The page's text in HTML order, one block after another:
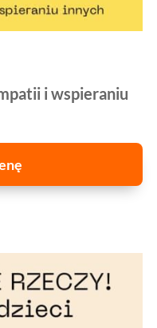
i wspieraniu